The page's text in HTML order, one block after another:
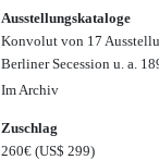
Ausstellungskataloge
Konvolut von 17
Berliner Secession u. a.
Im Archiv
Zuschlag
260€(US$ 299)